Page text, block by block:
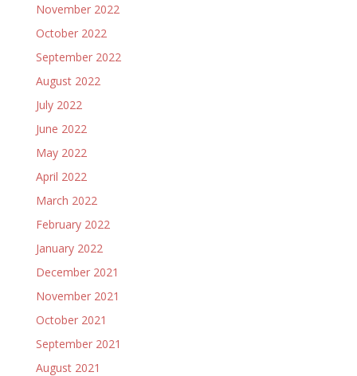
November 2022
October 2022
September 2022
August 2022
July 2022
June 2022
May 2022
April 2022
March 2022
February 2022
January 2022
December 2021
November 2021
October 2021
September 2021
August 2021